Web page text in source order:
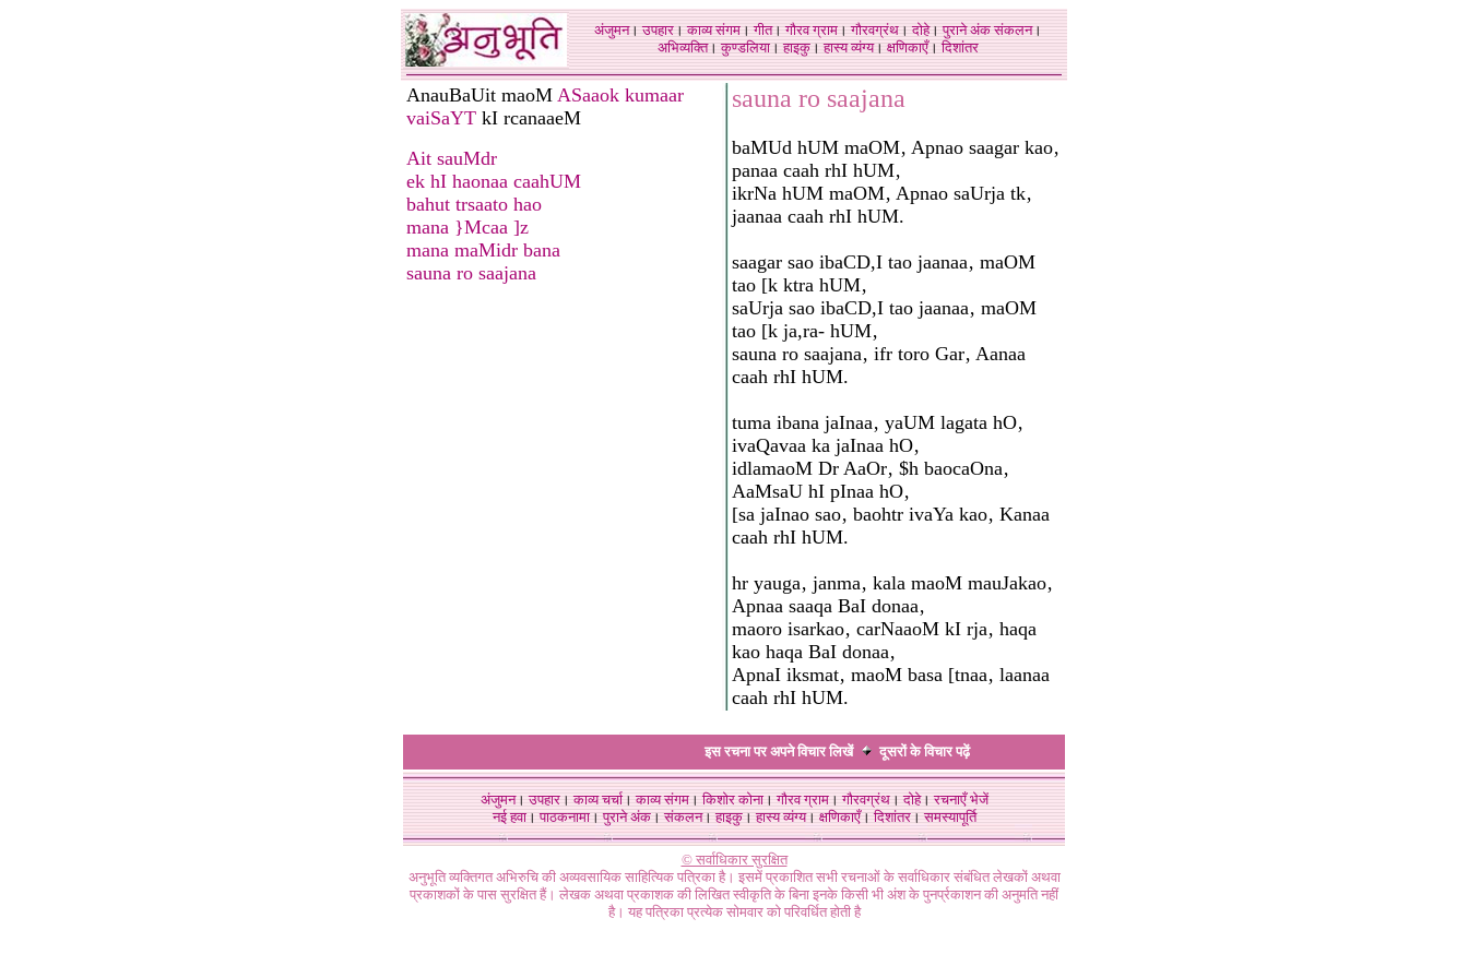
अंजुमन।उपहार।काव्य संगम।गीत।गौरव ग्राम।गौरवग्रंथ।दोहे।पुराने अंक संकलन।
अभिव्यक्ति।कुण्डलिया।हाइकु।हास्य व्यंग्य।क्षणिकाएँ।दिशांतर
AnauBaUit maoM ASaaok kumaar
vaiSaYT kI rcanaaeM
Ait sauMdr
ek hI haonaa caahUM
bahut trsaato hao
mana }Mcaa ]z
mana maMidr bana
sauna ro saajana
sauna ro saajana
baMUd hUM maOM‚ Apnao saagar kao‚
panaa caah rhI hUM‚
ikrNa hUM maOM‚ Apnao saUrja tk‚
jaanaa caah rhI hUM.
saagar sao ibaCD,I tao jaanaa‚ maOM
tao [k ktra hUM‚
saUrja sao ibaCD,I tao jaanaa‚ maOM
tao [k ja,ra- hUM‚
sauna ro saajana‚ ifr toro Gar‚ Aanaa
caah rhI hUM.
tuma ibana jaInaa‚ yaUM lagata hO‚
ivaQavaa ka jaInaa hO‚
idlamaoM Dr AaOr‚ $h baocaOna‚
AaMsaU hI pInaa hO‚
[sa jaInao sao‚ baohtr ivaYa kao‚ Kanaa
caah rhI hUM.
hr yauga‚ janma‚ kala maoM mauJakao‚
Apnaa saaqa BaI donaa‚
maoro isarkao‚ carNaaoM kI rja‚ haqa
kao haqa BaI donaa‚
ApnaI iksmat‚ maoM basa [tnaa‚ laanaa
caah rhI hUM.
इस रचना पर अपने विचार लिखें दूसरों के विचारपढ़ें
अंजुमन।उपहार।काव्य चर्चा।काव्य संगम।किशोर कोना।गौरव ग्राम।गौरवग्रंथ।दोहे।रचनाएँ भेजें
नई हवा। पाठकनामा। पुराने अंक। संकलन। हाइकु। हास्य व्यंग्य। क्षणिकाएँ। दिशांतर। समस्यापूर्ति
© सर्वाधिकार सुरक्षित
अनुभूति व्यक्तिगत अभिरुचि की अव्यवसायिक साहित्यिक पत्रिका है। इसमें प्रकाशित सभी रचनाओं के सर्वाधिकार संबंधित लेखकों अथवा
प्रकाशकों के पास सुरक्षित हैं। लेखक अथवा प्रकाशक की लिखित स्वीकृति के बिना इनके किसी भी अंश के पुनर्प्रकाशन की अनुमति नहीं
है। यह पत्रिका प्रत्येक सोमवार को परिवर्धित होती है